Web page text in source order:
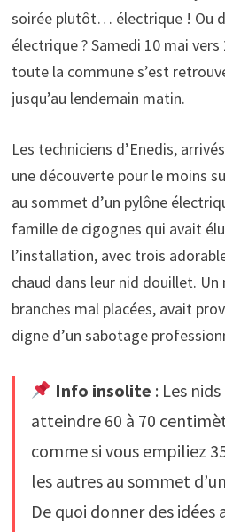
soirée plutôt… électrique ! Ou
électrique ? Samedi 10 mai
toute la commune s’est
jusqu’au lendemain matin.
Les techniciens d’Enedis,
une découverte pour le moins
au sommet d’un pylône
famille de cigognes qui avait
l’installation, avec trois
chaud dans leur nid douillet. Un
branches mal placées, avait
digne d’un sabotage
Info insolite : Les
atteindre 60 à 70
comme si vous empiliez
les autres au sommet
De quoi donner des idées